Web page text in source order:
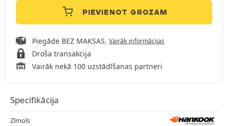
PIEVIENOT GROZAM
Piegāde BEZ MAKSAS. Vairāk informācijas
Droša transakcija
Vairāk nekā 100 uzstādīšanas partneri
Specifikācija
Zīmols